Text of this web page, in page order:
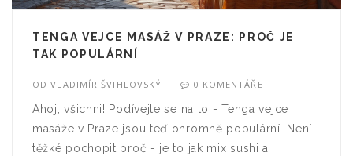
TENGA VEJCE MASÁŽ V PRAZE: PROČ JE
TAK POPULÁRNÍ
ODVLADIMÍR ŠVIHLOVSKÝ 0 KOMENTÁŘE
Ahoj, všichni! Podívejte se na to - Tenga vejce
masáže v Praze jsou teď ohromně populární. Není
těžké pochopit proč - je to jak mix sushi a